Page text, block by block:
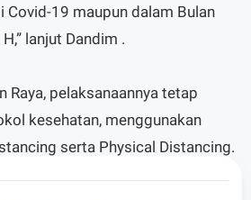
Covid-19 maupun dalam Bulan
lanjut Dandim .
Raya, pelaksanaannya tetap
kesehatan, menggunakan
serta Physical Distancing.